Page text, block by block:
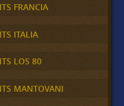
FRANCIA
ITALIA
LOS 80
MANTOVANI